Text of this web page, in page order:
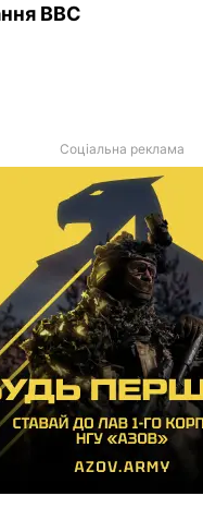
BBC
Соціальна реклама